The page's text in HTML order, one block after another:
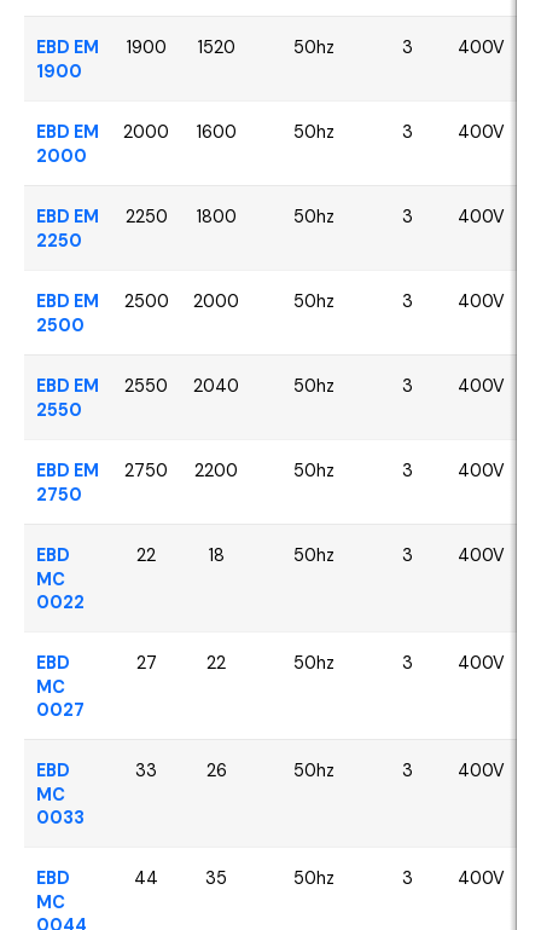
EBD EM
1900
1900 1520 50hz 3 400V
EBD EM
2000
2000 1600 50hz 3 400V
EBD EM
2250
2250 1800 50hz 3 400V
EBD EM
2500
2500 2000 50hz 3 400V
EBD EM
2550
2550 2040 50hz 3 400V
EBD EM
2750
2750 2200 50hz 3 400V
EBD
MC
0022
22 18 50hz 3 400V
EBD
MC
0027
27 22 50hz 3 400V
EBD
MC
0033
33 26 50hz 3 400V
EBD
MC
0044
44 35 50hz 3 400V